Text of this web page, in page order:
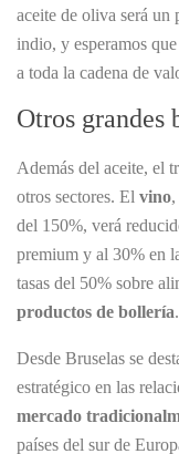
aceite de oliva será un
indio, y esperamos que
a toda la cadena de
Otros grandes
Además del aceite, el
otros sectores. El vino
del 150%, verá
premium y al 30% en
tasas del 50% sobre
productos de bollería.
Desde Bruselas se
estratégico en las
mercado
países del sur de